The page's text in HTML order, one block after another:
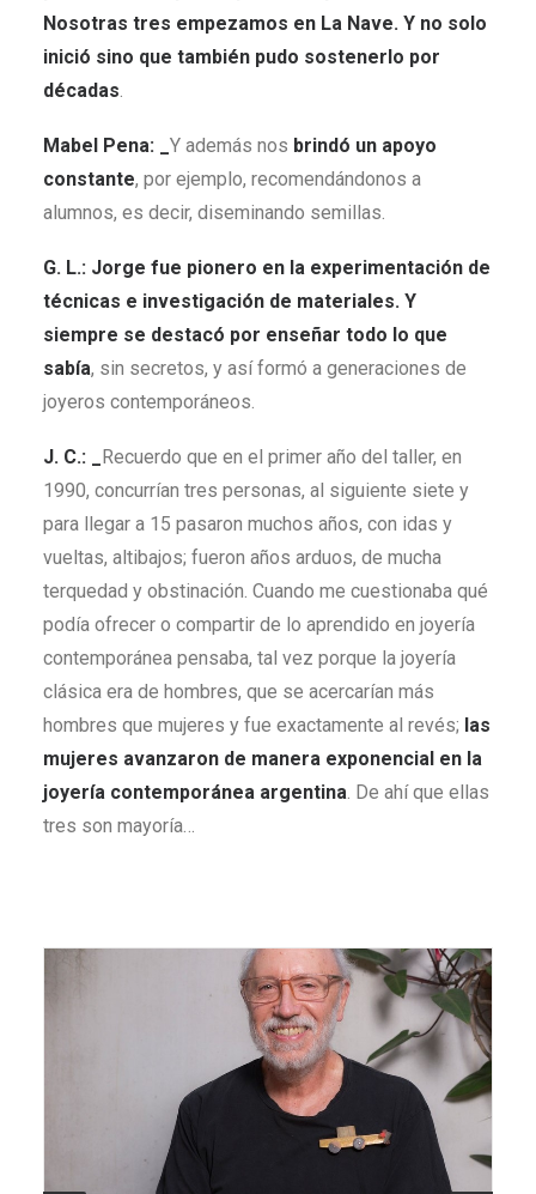
Nosotras tres empezamos en La Nave. Y no solo
inició sino que también pudo sostenerlo por
décadas.
Mabel Pena: _ Y además nos brindó un apoyo
constante, por ejemplo, recomendándonos a
alumnos, es decir, diseminando semillas.
G. L.: Jorge fue pionero en la experimentación de
técnicas e investigación de materiales. Y
siempre se destacó por enseñar todo lo que
sabía, sin secretos, y así formó a generaciones de
joyeros contemporáneos.
J. C.: _ Recuerdo que en el primer año del taller, en
1990, concurrían tres personas, al siguiente siete y
para llegar a 15 pasaron muchos años, con idas y
vueltas, altibajos; fueron años arduos, de mucha
terquedad y obstinación. Cuando me cuestionaba qué
podía ofrecer o compartir de lo aprendido en joyería
contemporánea pensaba, tal vez porque la joyería
clásica era de hombres, que se acercarían más
hombres que mujeres y fue exactamente al revés; las
mujeres avanzaron de manera exponencial en la
joyería contemporánea argentina. De ahí que ellas
tres son mayoría…